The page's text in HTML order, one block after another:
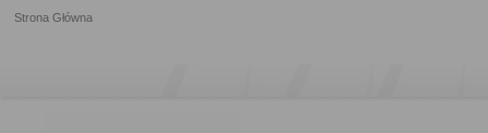
Strona Główna